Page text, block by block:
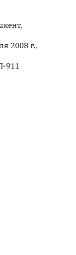
2008 г.,
911